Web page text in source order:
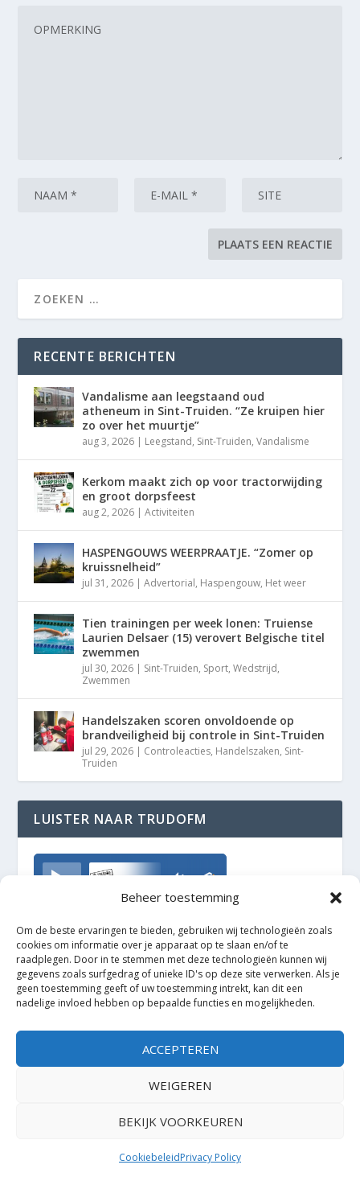
Beheer toestemming
Om de beste ervaringen te bieden, gebruiken wij technologieën zoals
cookies om informatie over je apparaat op te slaan en/of te
raadplegen. Door in te stemmen met deze technologieën kunnen wij
gegevens zoals surfgedrag of unieke ID's op deze site verwerken. Als je
geen toestemming geeft of uw toestemming intrekt, kan dit een
nadelige invloed hebben op bepaalde functies en mogelijkheden.
ACCEPTEREN
WEIGEREN
BEKIJK VOORKEUREN
CookiebeleidPrivacy Policy
RECENTE BERICHTEN
Vandalisme aan leegstaand oud
atheneum in Sint-Truiden. “Ze kruipen hier
zo over het muurtje”
aug 3, 2026 | Leegstand, Sint-Truiden,Vandalisme
Kerkom maakt zich op voor tractorwijding
en groot dorpsfeest
aug 2, 2026 |Activiteiten
HASPENGOUWS WEERPRAATJE. “Zomer op
kruissnelheid”
jul 31, 2026 |Advertorial, Haspengouw, Het weer
Tien trainingen per week lonen: Truiense
Laurien Delsaer (15) verovert Belgische titel
zwemmen
jul 30, 2026 | Sint-Truiden, Sport,Wedstrijd,
Zwemmen
Handelszaken scoren onvoldoende op
brandveiligheid bij controle in Sint-Truiden
jul 29, 2026 | Controleacties, Handelszaken, Sint-
Truiden
LUISTER NAAR TRUDOFM
TrudoFM
Elegant Themes| Mogelijk gemaakt door